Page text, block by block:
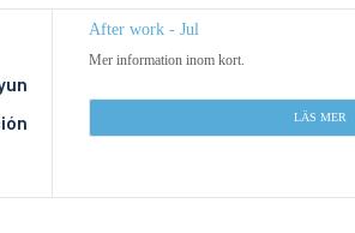
After work - Jul
Mer information inom kort.
LÄS MER